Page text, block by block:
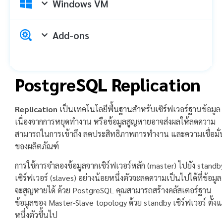
Windows VM
Add-ons
PostgreSQL Replication
Replication เป็นเทคโนโลยีพื้นฐานสำหรับเซิร์ฟเวอร์ฐานข้อมูล
เนื่องจากการหยุดทำงาน หรือข้อมูลสูญหายอาจส่งผลให้ลดความ
สามารถในการเข้าถึง ลดประสิทธิภาพการทำงาน และความเชื่อ
ของผลิตภัณฑ์
การใช้การจำลองข้อมูลจากเซิร์ฟเวอร์หลัก (master) ไปยัง
เซิร์ฟเวอร์ (slaves) อย่างน้อยหนึ่งตัวจะลดความเป็นไปได้ที่ข้อมูล
จะสูญหายได้ ด้วย PostgreSQL คุณสามารถสร้างคลัสเตอร์ฐาน
ข้อมูลของ Master-Slave topology ด้วย standby เซิร์ฟเวอร์ ตั้ง
หนึ่งตัวขึ้นไป